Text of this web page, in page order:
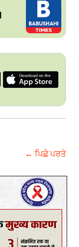
← ਪਿਛੇ ਪਰਤੋ